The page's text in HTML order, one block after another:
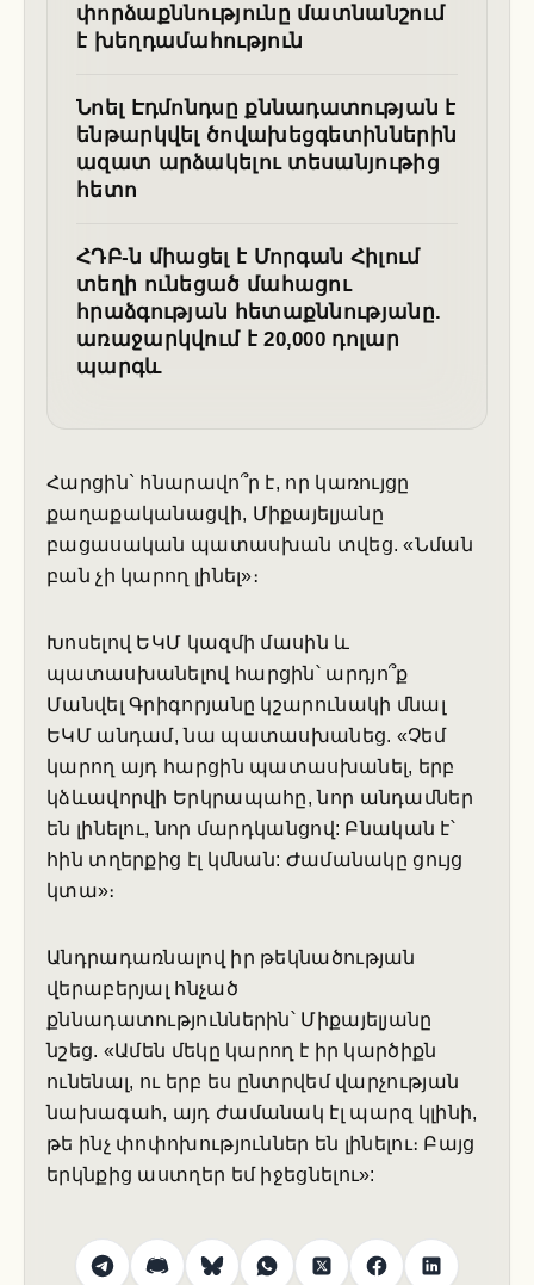
փորձաքննությունը մատնանշում
է խեղդամահություն
Նոել Էդմոնդսը քննադատության է
ենթարկվել ծովախեցգետիններին
ազատ արձակելու տեսանյութից
հետո
ՀԴԲ-ն միացել է Մորգան Հիլում
տեղի ունեցած մահացու
հրաձգության հետաքննությանը.
առաջարկվում է 20,000 դոլար
պարգև
Հարցին` հնարավո՞ր է, որ կառույցը
քաղաքականացվի, Միքայելյանը
բացասական պատասխան տվեց. «Նման
բան չի կարող լինել»։
Խոսելով ԵԿՄ կազմի մասին և
պատասխանելով հարցին՝ արդյո՞ք
Մանվել Գրիգորյանը կշարունակի մնալ
ԵԿՄ անդամ, նա պատասխանեց. «Չեմ
կարող այդ հարցին պատասխանել, երբ
կձևավորվի Երկրապահը, նոր անդամներ
են լինելու, նոր մարդկանցով: Բնական է՝
հին տղերքից էլ կմնան: Ժամանակը ցույց
կտա»։
Անդրադառնալով իր թեկնածության
վերաբերյալ հնչած
քննադատություններին՝ Միքայելյանը
նշեց. «Ամեն մեկը կարող է իր կարծիքն
ունենալ, ու երբ ես ընտրվեմ վարչության
նախագահ, այդ ժամանակ էլ պարզ կլինի,
թե ինչ փոփոխություններ են լինելու։ Բայց
երկնքից աստղեր եմ իջեցնելու»: